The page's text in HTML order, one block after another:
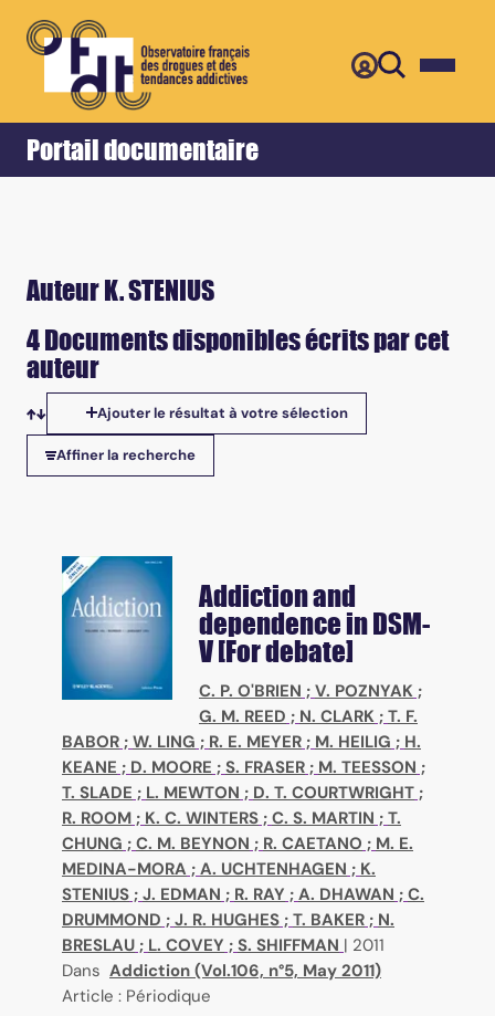
Portail documentaire
Accueil Retour
Auteur K. STENIUS
4 Documents disponibles écrits par cet
auteur
Tris disponibles
Ajouter le résultat à votre sélection
Affiner la recherche
Addiction and
dependence in DSM-
V [For debate]
C. P. O'BRIEN ; V. POZNYAK ;
G. M. REED ; N. CLARK ; T. F.
BABOR ; W. LING ; R. E. MEYER ; M. HEILIG ; H.
KEANE ; D. MOORE ; S. FRASER ; M. TEESSON ;
T. SLADE ; L. MEWTON ; D. T. COURTWRIGHT ;
R. ROOM ; K. C. WINTERS ; C. S. MARTIN ; T.
CHUNG ; C. M. BEYNON ; R. CAETANO ; M. E.
MEDINA-MORA ; A. UCHTENHAGEN ; K.
STENIUS ; J. EDMAN ; R. RAY ; A. DHAWAN ; C.
DRUMMOND ; J. R. HUGHES ; T. BAKER ; N.
BRESLAU ; L. COVEY ; S. SHIFFMAN | 2011
Dans Addiction (Vol.106, n°5, May 2011)
Article : Périodique